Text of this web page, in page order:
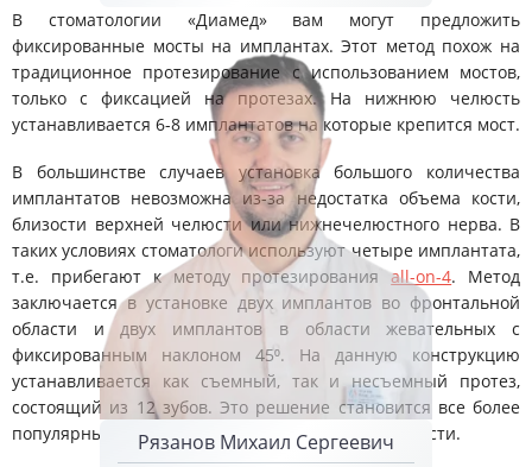
Рязанов Михаил Сергеевич
В стоматологии «Диамед» вам могут предложить
фиксированные мосты на имплантах. Этот метод похож на
традиционное протезирование с использованием мостов,
только с фиксацией на протезах. На нижнюю челюсть
устанавливается 6-8 имплантатов на которые крепится мост.
В большинстве случаев установка большого количества
имплантатов невозможна из-за недостатка объема кости,
близости верхней челюсти или нижнечелюстного нерва. В
таких условиях стоматологи используют четыре имплантата,
т.е. прибегают к методу протезированияall-on-4. Метод
заключается в установке двух имплантов во фронтальной
области и двух имплантов в области жевательных с
фиксированным наклоном 45⁰. На данную конструкцию
устанавливается как съемный, так и несъемный протез,
состоящий из 12 зубов. Это решение становится все более
популярным благодаря своей простоте и надежности.